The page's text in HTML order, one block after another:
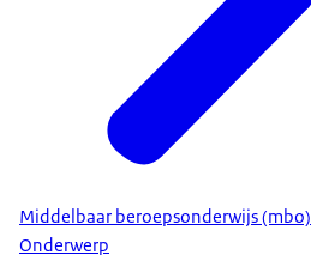
Middelbaar beroepsonderwijs (mbo)
Onderwerp